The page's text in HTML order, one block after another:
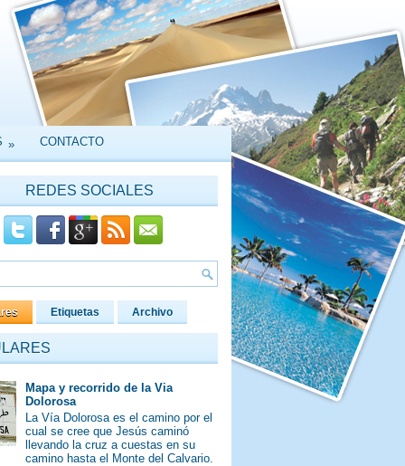
» CONTACTO
REDES SOCIALES
Etiquetas Archivo
Mapa y recorrido de la Via
Dolorosa
La Vía Dolorosa es el camino por el
cual se cree que Jesús caminó
llevando la cruz a cuestas en su
camino hasta el Monte del Calvario.